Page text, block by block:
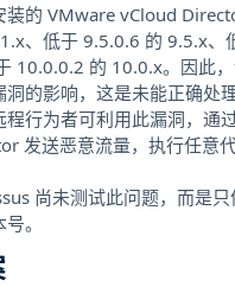
装的 VMware vCloud
、低于 9.5.0.6 的 9.5.x、
10.0.0.2 的 10.0.x。因此
洞的影响，这是未能正确处
程行为者可利用此漏洞，通
发送恶意流量，执行任意代
尚未测试此问题，而是
。